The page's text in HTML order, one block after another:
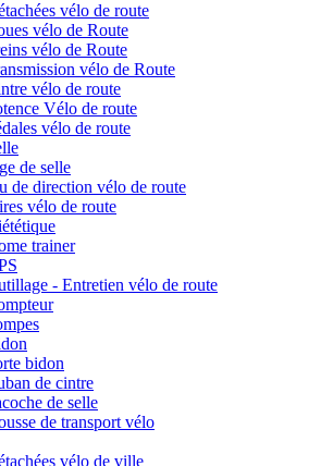
vélo de route
vélo de Route
vélo de Route
vélo de Route
vélo de route
Vélo de route
vélo de route
de selle
de direction vélo de route
vélo de route
trainer
- Entretien vélo de route
bidon
de cintre
de selle
de transport vélo
vélo de ville